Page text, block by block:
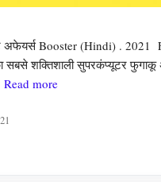
Booster (Hindi) . 2021
शक्तिशाली सुपरकंप्यूटर फुगाकू
Read more